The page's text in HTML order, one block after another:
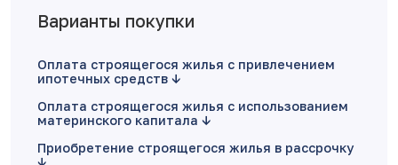
Варианты покупки
Оплата строящегося жилья с привлечением
ипотечных средств
Оплата строящегося жилья с использованием
материнского капитала
Приобретение строящегося жилья в рассрочку